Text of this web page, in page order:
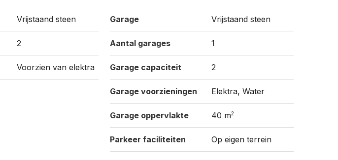
Vrijstaand steen
2
Voorzien van elektra
Garage Vrijstaand steen
Aantal garages 1
Garage capaciteit 2
Garage voorzieningen Elektra, Water
Garage oppervlakte 40 m2
Parkeer faciliteiten Op eigen terrein